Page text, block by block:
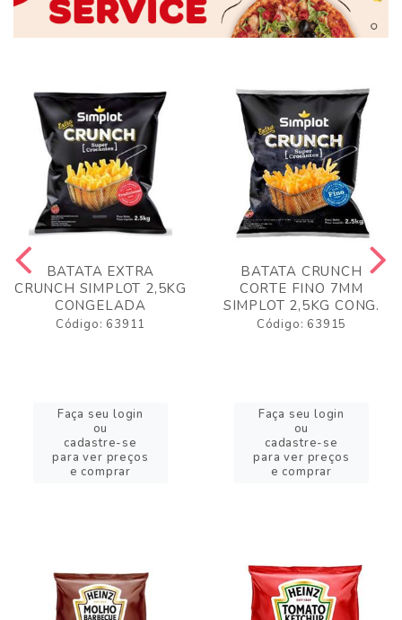
BATATA EXTRA
CRUNCH SIMPLOT 2,5KG
CONGELADA
Código: 63911
Faça seu login
ou
cadastre-se
para ver preços
e comprar
BATATA CRUNCH
CORTE FINO 7MM
SIMPLOT 2,5KG CONG.
Código: 63915
Faça seu login
ou
cadastre-se
para ver preços
e comprar